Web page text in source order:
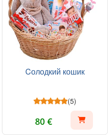
Cолодкий кошик
(5)
80 €